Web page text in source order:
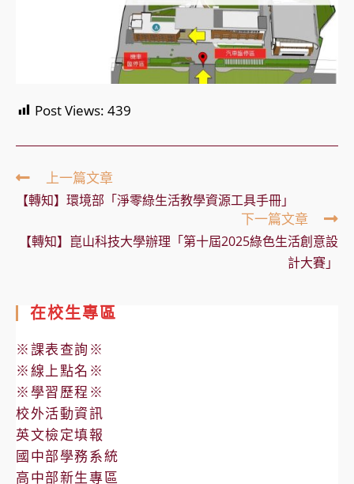
Post Views: 439
Read
more
articles
上一篇文章
【轉知】環境部「淨零綠生活教學資源工具手冊」
下一篇文章
【轉知】崑山科技大學辦理「第十屆2025綠色生活創意設
計大賽」
在校生專區
※課表查詢※
※線上點名※
※學習歷程※
校外活動資訊
英文檢定填報
國中部學務系統
高中部新生專區